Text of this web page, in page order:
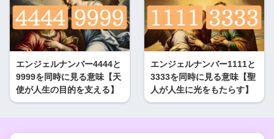
エンジェルナンバー4444と
9999を同時に見る意味【天
使が人生の目的を支える】
エンジェルナンバー1111と
3333を同時に見る意味【聖
人が人生に光をもたらす】